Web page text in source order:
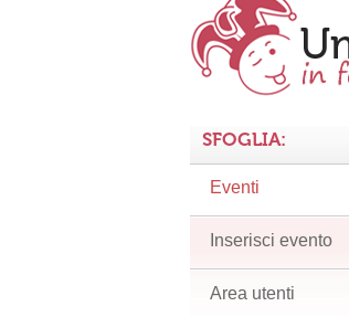
SFOGLIA:
Eventi
Inserisci evento
Area utenti